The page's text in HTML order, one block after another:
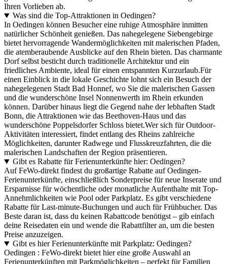
Ihren Vorlieben ab.
Was sind die Top-Attraktionen in Oedingen?
In Oedingen können Besucher eine ruhige Atmosphäre inmitten
natürlicher Schönheit genießen. Das nahegelegene Siebengebirge
bietet hervorragende Wandermöglichkeiten mit malerischen Pfaden,
die atemberaubende Ausblicke auf den Rhein bieten. Das charmante
Dorf selbst besticht durch traditionelle Architektur und ein
friedliches Ambiente, ideal für einen entspannten Kurzurlaub.Für
einen Einblick in die lokale Geschichte lohnt sich ein Besuch der
nahegelegenen Stadt Bad Honnef, wo Sie die malerischen Gassen
und die wunderschöne Insel Nonnenwerth im Rhein erkunden
können. Darüber hinaus liegt die Gegend nahe der lebhaften Stadt
Bonn, die Attraktionen wie das Beethoven-Haus und das
wunderschöne Poppelsdorfer Schloss bietet.Wer sich für Outdoor-
Aktivitäten interessiert, findet entlang des Rheins zahlreiche
Möglichkeiten, darunter Radwege und Flusskreuzfahrten, die die
malerischen Landschaften der Region präsentieren.
Gibt es Rabatte für Ferienunterkünfte hier: Oedingen?
Auf FeWo-direkt findest du großartige Rabatte auf Oedingen-
Ferienunterkünfte, einschließlich Sonderpreise für neue Inserate und
Ersparnisse für wöchentliche oder monatliche Aufenthalte mit Top-
Annehmlichkeiten wie Pool oder Parkplatz. Es gibt verschiedene
Rabatte für Last-minute-Buchungen und auch für Frühbucher. Das
Beste daran ist, dass du keinen Rabattcode benötigst – gib einfach
deine Reisedaten ein und wende die Rabattfilter an, um die besten
Preise anzuzeigen.
Gibt es hier Ferienunterkünfte mit Parkplatz: Oedingen?
Oedingen : FeWo-direkt bietet hier eine große Auswahl an
Ferienunterkünften mit Parkmöglichkeiten – perfekt für Familien